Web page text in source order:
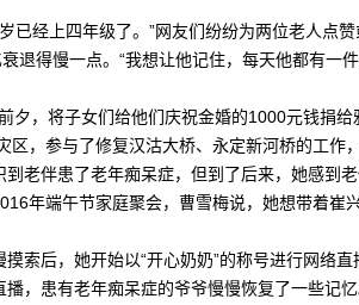
经上四年级了。”网友们纷纷为两位老人点赞
得慢一点。“我想让他记住，每天他都有一件
，将子女们给他们庆祝金婚的1000元钱捐给
参与了修复汉沽大桥、永定新河桥的工作
老伴患了老年痴呆症，但到了后来，她感到
端午节家庭聚会，曹雪梅说，她想带着崔
后，她开始以“开心奶奶”的称号进行网络直
患有老年痴呆症的爷爷慢慢恢复了一些记